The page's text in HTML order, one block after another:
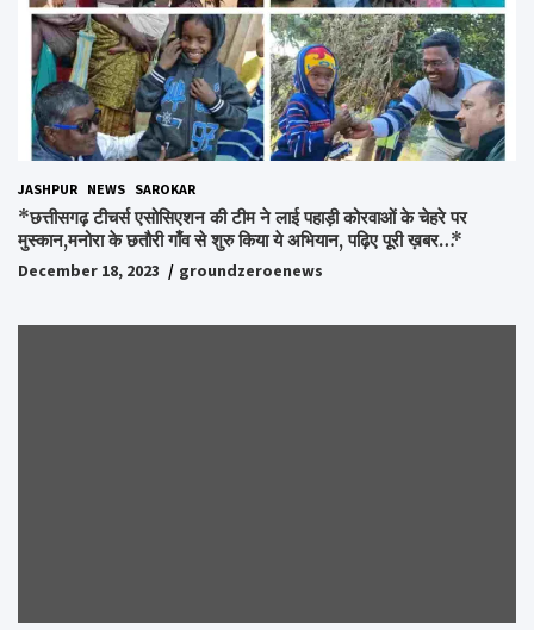
JASHPUR NEWS SAROKAR
*छत्तीसगढ़ टीचर्स एसोसिएशन की टीम ने लाई पहाड़ी कोरवाओं के चेहरे पर
मुस्कान,मनोरा के छतौरी गाँव से शुरु किया ये अभियान, पढ़िए पूरी ख़बर…*
December 18, 2023 groundzeroenews